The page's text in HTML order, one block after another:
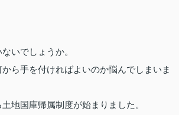
いでしょうか。
ら手を付ければよいのか悩んでしまいま
地国庫帰属制度が始まりました。